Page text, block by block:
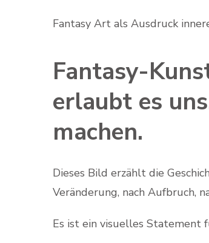
Fantasy Art als Ausdruck
Fantasy-
erlaubt es
machen.
Dieses Bild erzählt die
Veränderung, nach Aufbruch,
Es ist ein visuelles Statement